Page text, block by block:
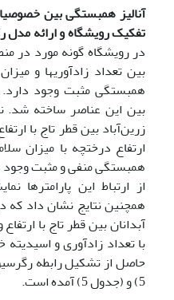
آنالیز همبستگی بین
تفکیک رویشگاه و ارائه مدل
در رویشگاه گونه مورد در
بین تعداد زادآوری­ها و
همبستگی مثبت وجود
بین این عناصر ساخته شد.
زرین‌آباد بین قطر تاج با
ارتفاع درختچه با میزان
همبستگی منفی و مثبت
همچنین نتایج نشان داد که
آبدانان بین قطر تاج با
با تعداد زادآوری‌ و
حاصل از تشکیل رابطه
5) و (جدول 5) آمده است.